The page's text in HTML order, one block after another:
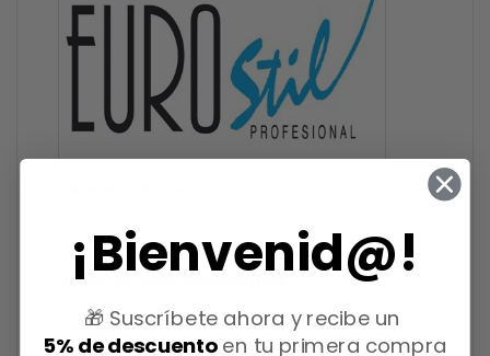
Referencias específicas
Estado Nuevo
¡Bienvenid@!
🎁 Suscríbete ahora y recibe un
5% de descuentoen tu primera compra